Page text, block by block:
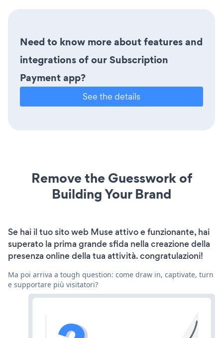
Need to know more about features and
integrations of our Subscription
Payment app?
See the details
Remove the Guesswork of
Building Your Brand
Se hai il tuo sito web Muse attivo e funzionante, hai
superato la prima grande sfida nella creazione della
presenza online della tua attività. congratulazioni!
Ma poi arriva a tough question: come draw in, captivate, turn
e supportare più visitatori?